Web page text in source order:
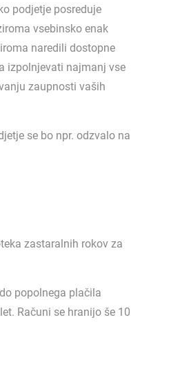
podjetje posreduje
vsebinsko enak
naredili dostopne
izpolnjevati najmanj vse
zaupnosti vaših
se bo npr. odzvalo na
zastaralnih rokov za
popolnega plačila
Računi se hranijo še 10